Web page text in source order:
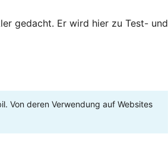
gedacht. Er wird hier zu Test- und
Von deren Verwendung auf Websites